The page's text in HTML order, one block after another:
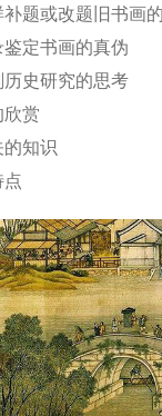
题或改题旧书画的
定书画的真伪
史研究的思考
赏
知识